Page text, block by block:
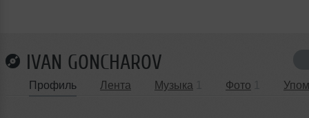
IVAN GONCHAROV
Профиль Лента Музыка Фото